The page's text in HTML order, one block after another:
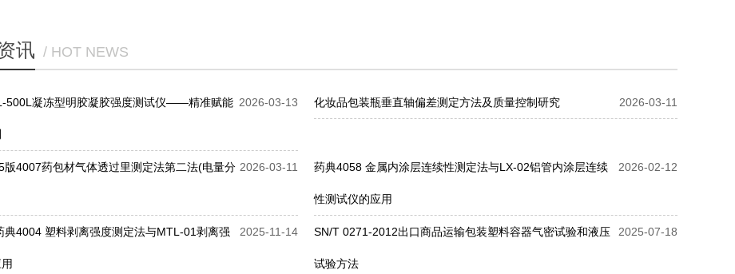
讯 / HOT NEWS
2026-03-13
500L凝冻型明胶凝胶强度测试仪——精准赋能 2026-03-11
化妆品包装瓶垂直轴偏差测定方法及质量控制研究
2026-03-11
版4007药包材气体透过里测定法第二法(电量分 2026-02-12
药典4058 金属内涂层连续性测定法与LX-02铝管内涂层连续
性测试仪的应用
2025-11-14
典4004 塑料剥离强度测定法与MTL-01剥离强 2025-07-18
SN/T 0271-2012出口商品运输包装塑料容器气密试验和液压
试验方法